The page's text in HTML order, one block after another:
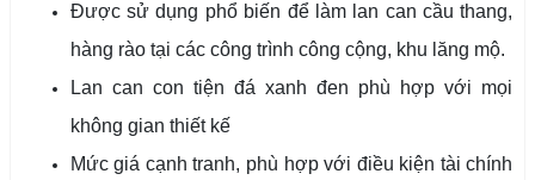
Được sử dụng phổ biến để làm lan can cầu thang,
hàng rào tại các công trình công cộng, khu lăng mộ.
Lan can con tiện đá xanh đen phù hợp với mọi
không gian thiết kế
Mức giá cạnh tranh, phù hợp với điều kiện tài chính